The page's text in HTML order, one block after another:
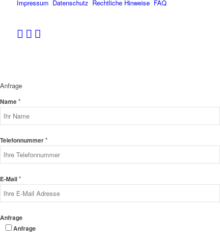
Impressum Datenschutz Rechtliche Hinweise FAQ
Anfrage
Name*
Telefonnummer*
E-Mail*
Anfrage
Anfrage